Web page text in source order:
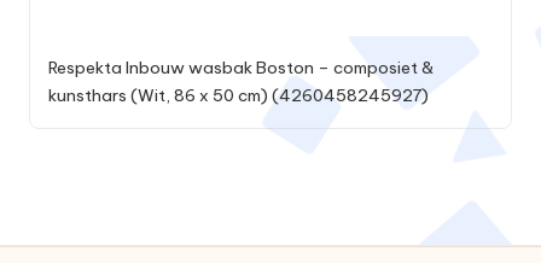
Respekta Inbouw wasbak Boston – composiet &
kunsthars (Wit, 86 x 50 cm) (4260458245927)